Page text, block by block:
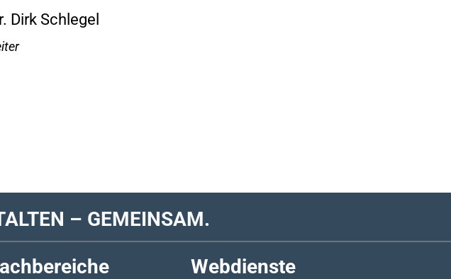
Dirk Schlegel
– GEMEINSAM.
Webdienste